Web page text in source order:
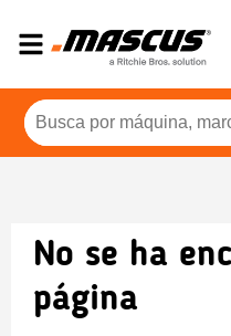
No se ha
página